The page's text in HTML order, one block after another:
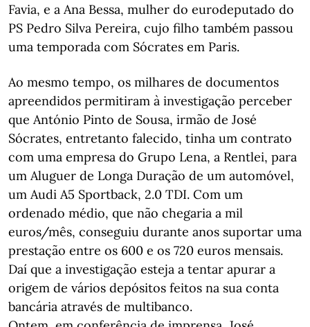
Favia, e a Ana Bessa, mulher do eurodeputado do
PS Pedro Silva Pereira, cujo filho também passou
uma temporada com Sócrates em Paris.
Ao mesmo tempo, os milhares de documentos
apreendidos permitiram à investigação perceber
que António Pinto de Sousa, irmão de José
Sócrates, entretanto falecido, tinha um contrato
com uma empresa do Grupo Lena, a Rentlei, para
um Aluguer de Longa Duração de um automóvel,
um Audi A5 Sportback, 2.0 TDI. Com um
ordenado médio, que não chegaria a mil
euros/mês, conseguiu durante anos suportar uma
prestação entre os 600 e os 720 euros mensais.
Daí que a investigação esteja a tentar apurar a
origem de vários depósitos feitos na sua conta
bancária através de multibanco.